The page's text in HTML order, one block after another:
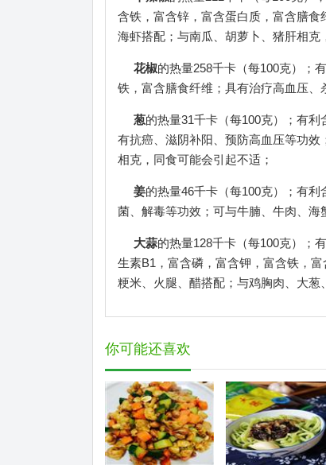
含铁，富含锌，富含蛋白质，富含膳食
海虾搭配；与南瓜、胡萝卜、猪肝相克
花椒的热量258千卡（每100克）；
铁，富含膳食纤维；具有治疗高血压、
葱的热量31千卡（每100克）；有
有抗癌、滋阴补阳、预防高血压等功
相克，同食可能会引起不适；
姜的热量46千卡（每100克）；有
菌、解毒等功效；可与牛腩、牛肉、海
大蒜的热量128千卡（每100克）；
生素B1，富含磷，富含钾，富含铁，
粳米、火腿、醋搭配；与鸡胸肉、大葱
你可能还喜欢